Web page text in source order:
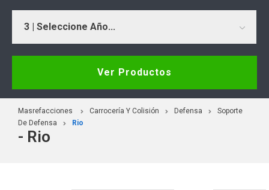
3 | Seleccione Año...
Ver Productos
Masrefacciones Carrocería Y Colisión Defensa
Soporte
De Defensa
Rio
- Rio